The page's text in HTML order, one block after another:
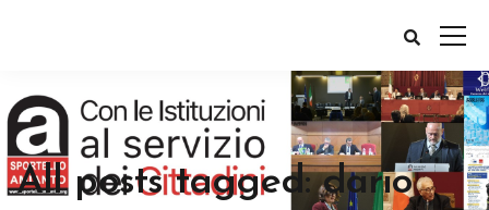
All posts tagged: dario